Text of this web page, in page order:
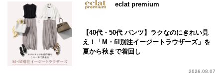
eclat premium
【40代・50代 パンツ】ラクなのにきれい見
え！「M・fil別注イージートラウザーズ」を
夏から秋まで着回し
2026.08.07